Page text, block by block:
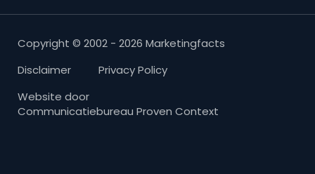
Copyright © 2002 - 2026 Marketingfacts
Disclaimer
Privacy Policy
Website door
Communicatiebureau Proven Context